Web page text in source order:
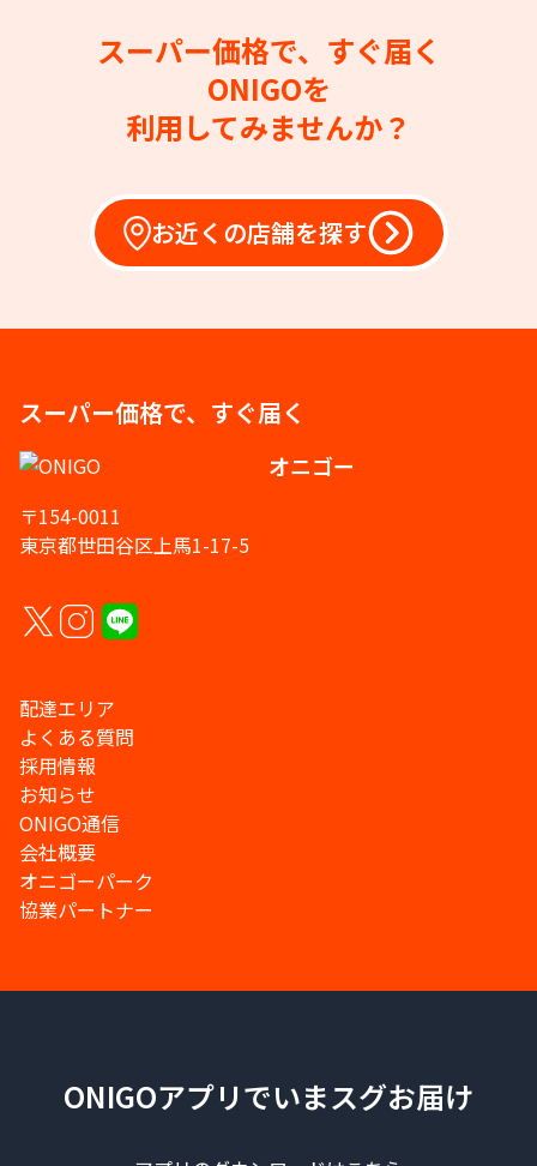
スーパー価格で、すぐ届く
ONIGOを
利用してみませんか？
お近くの店舗を探す
スーパー価格で、すぐ届く
オニゴー
〒154-0011
東京都世田谷区上馬1-17-5
配達エリア
よくある質問
採用情報
お知らせ
ONIGO通信
会社概要
オニゴーパーク
協業パートナー
ONIGOアプリでいまスグお届け